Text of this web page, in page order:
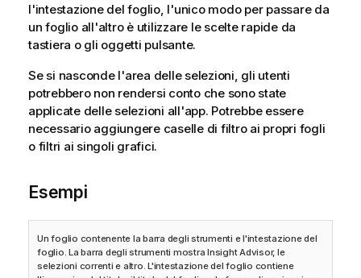
l'intestazione del foglio, l'unico modo per passare da
un foglio all'altro è utilizzare le scelte rapide da
tastiera o gli oggetti pulsante.
Se si nasconde l'area delle selezioni, gli utenti
potrebbero non rendersi conto che sono state
applicate delle selezioni all'app. Potrebbe essere
necessario aggiungere caselle di filtro ai propri fogli
o filtri ai singoli grafici.
Esempi
Un foglio contenente la barra degli strumenti e l'intestazione del
foglio. La barra degli strumenti mostra Insight Advisor, le
selezioni correnti e altro. L'intestazione del foglio contiene